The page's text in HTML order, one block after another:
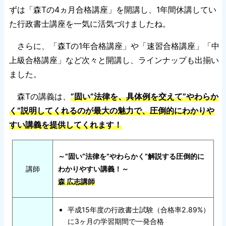
ずは「森Tの4ヵ月合格講座」を開講し、1年間休講してい
た行政書士講座を一気に活気づけましたね。
さらに、「森Tの1年合格講座」や「速習合格講座」「中
上級合格講座」など次々と開講し、ラインナップも出揃い
ました。
森Tの講義は、 ”固い”法律を、具体例を交えて”やわらか
く”説明してくれるのが最大の魅力で、圧倒的にわかりや
すい講義を提供してくれます！
講師
～”固い”法律を”やわらかく”解説する圧倒的に
わかりやすい講義！～
森 広志講師
平成15年度の行政書士試験（合格率2.89%）
に3ヶ月の学習期間で一発合格